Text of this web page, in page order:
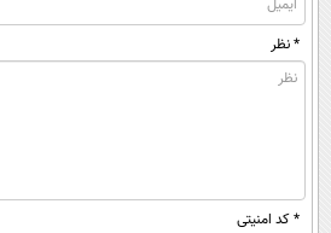
* نظر
* کد امنیتی